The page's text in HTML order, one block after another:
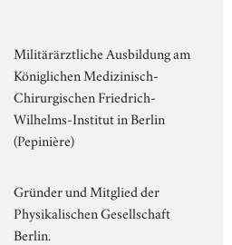
Militärärztliche Ausbildung am
Königlichen Medizinisch-
Chirurgischen Friedrich-
Wilhelms-Institut in Berlin
(Pepinière)
Gründer und Mitglied der
Physikalischen Gesellschaft
Berlin.